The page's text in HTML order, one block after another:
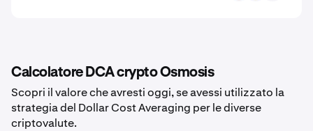
Calcolatore DCA crypto Osmosis
Scopri il valore che avresti oggi, se avessi utilizzato la
strategia del Dollar Cost Averaging per le diverse
criptovalute.